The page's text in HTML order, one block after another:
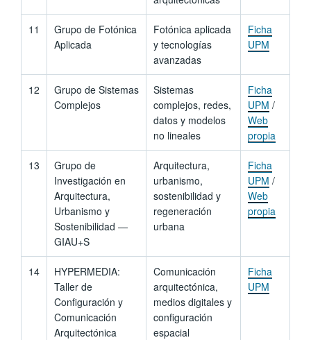
11
Grupo de Fotónica
Aplicada
Fotónica aplicada
y tecnologías
avanzadas
Ficha
UPM
12
Grupo de Sistemas
Complejos
Sistemas
complejos, redes,
datos y modelos
no lineales
Ficha
UPM /
Web
propia
13
Grupo de
Investigación en
Arquitectura,
Urbanismo y
Sostenibilidad —
GIAU+S
Arquitectura,
urbanismo,
sostenibilidad y
regeneración
urbana
Ficha
UPM /
Web
propia
14
HYPERMEDIA:
Taller de
Configuración y
Comunicación
Arquitectónica
Comunicación
arquitectónica,
medios digitales y
configuración
espacial
Ficha
UPM